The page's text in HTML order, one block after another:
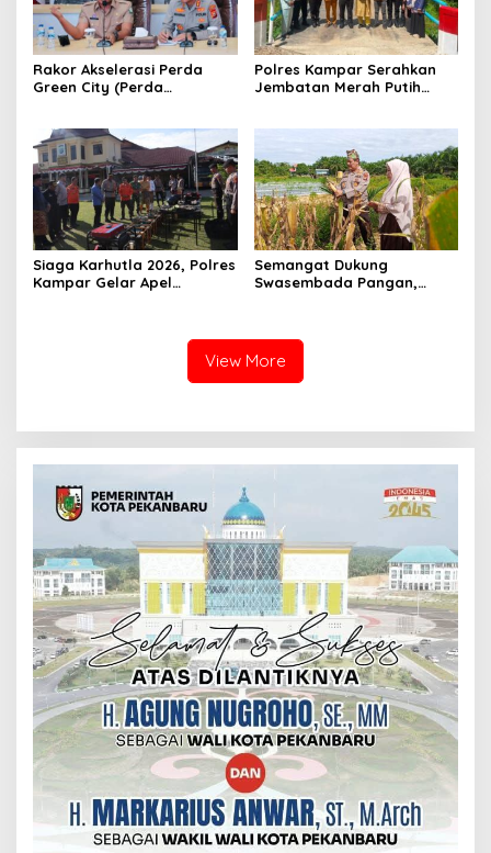
Rakor Akselerasi Perda
Green City (Perda
Lingkungan Hidup Kota
Pekanbaru dan Tim Pakar
Polres Kampar Serahkan
Jembatan Merah Putih
Siaga Karhutla 2026, Polres
Kampar Gelar Apel
Semangat Dukung
Swasembada Pangan,
View More